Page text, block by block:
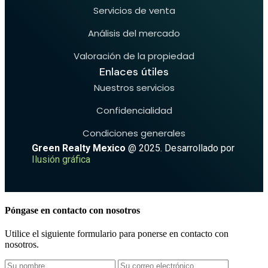
Servicios de venta
Análisis del mercado
Valoración de la propiedad
Enlaces útiles
Nuestros servicios
Confidencialidad
Condiciones generales
Green Realty Mexico @ 2025. Desarrollado por
Ilusión gráfica
Póngase en contacto con nosotros
Utilice el siguiente formulario para ponerse en contacto con
nosotros.